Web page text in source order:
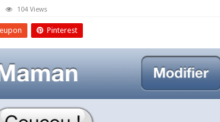
104 Views
Pinterest